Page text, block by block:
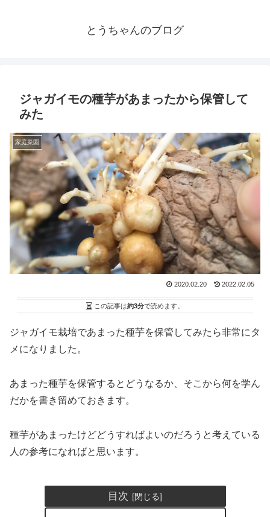
とうちゃんのブログ
ジャガイモの種芋があまったから保管して
みた
家庭菜園
2020.02.20 2022.02.05
この記事は約3分で読めます。
ジャガイモ栽培であまった種芋を保管してみたら非常にタ
メになりました。
あまった種芋を保管するとどうなるか、そこから何を学ん
だかを書き留めておきます。
種芋があまったけどどうすればよいのだろうと考えている
人の参考になればと思います。
目次